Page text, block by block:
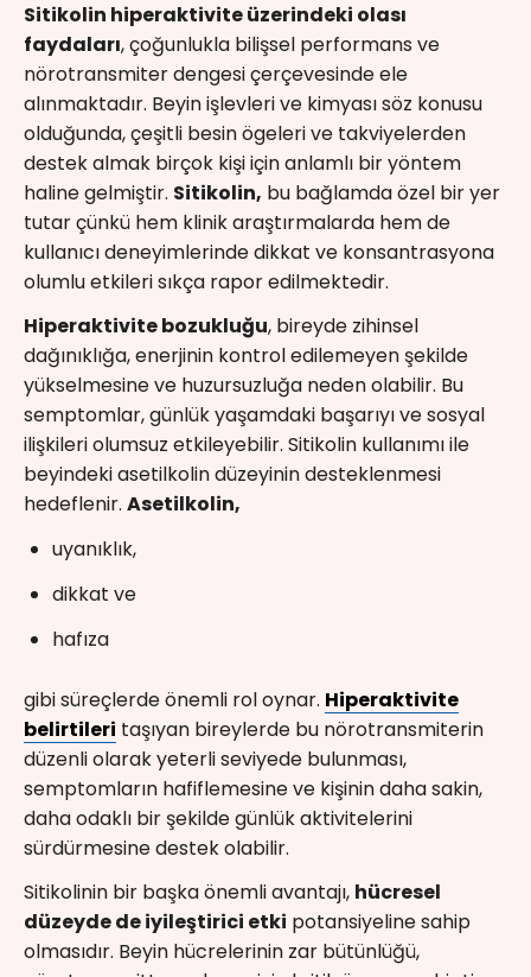
Sitikolin hiperaktivite üzerindeki olası
faydaları, çoğunlukla bilişsel performans ve
nörotransmiter dengesi çerçevesinde ele
alınmaktadır. Beyin işlevleri ve kimyası söz konusu
olduğunda, çeşitli besin ögeleri ve takviyelerden
destek almak birçok kişi için anlamlı bir yöntem
haline gelmiştir. Sitikolin, bu bağlamda özel bir yer
tutar çünkü hem klinik araştırmalarda hem de
kullanıcı deneyimlerinde dikkat ve konsantrasyona
olumlu etkileri sıkça rapor edilmektedir.
Hiperaktivite bozukluğu, bireyde zihinsel
dağınıklığa, enerjinin kontrol edilemeyen şekilde
yükselmesine ve huzursuzluğa neden olabilir. Bu
semptomlar, günlük yaşamdaki başarıyı ve sosyal
ilişkileri olumsuz etkileyebilir. Sitikolin kullanımı ile
beyindeki asetilkolin düzeyinin desteklenmesi
hedeflenir. Asetilkolin,
uyanıklık,
dikkat ve
hafıza
gibi süreçlerde önemli rol oynar. Hiperaktivite
belirtileri taşıyan bireylerde bu nörotransmiterin
düzenli olarak yeterli seviyede bulunması,
semptomların hafiflemesine ve kişinin daha sakin,
daha odaklı bir şekilde günlük aktivitelerini
sürdürmesine destek olabilir.
Sitikolinin bir başka önemli avantajı, hücresel
düzeyde de iyileştirici etki potansiyeline sahip
olmasıdır. Beyin hücrelerinin zar bütünlüğü,